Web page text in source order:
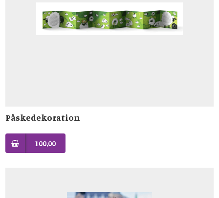
Påskedekoration
100,00